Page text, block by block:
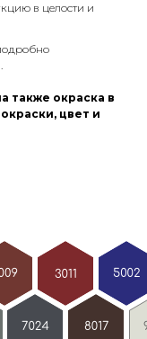
в целости и
также окраска в
цвет и